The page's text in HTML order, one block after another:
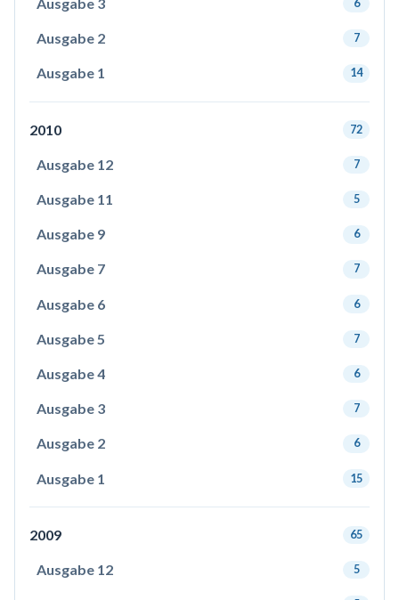
6
Ausgabe 2 7
Ausgabe 1 14
2010 72
Ausgabe 12 7
Ausgabe 11 5
Ausgabe 9 6
Ausgabe 7 7
Ausgabe 6 6
Ausgabe 5 7
Ausgabe 4 6
Ausgabe 3 7
Ausgabe 2 6
Ausgabe 1 15
2009 65
Ausgabe 12 5